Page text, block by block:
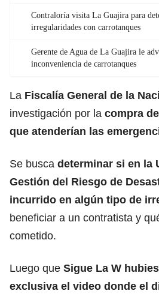
Contraloría visita La Guajira para
irregularidades con carrotanques
Gerente de Agua de La Guajira le
inconveniencia de carrotanques
La Fiscalía General de la
investigación por la compra
que atenderían las
Se busca determinar si en la
Gestión del Riesgo de
incurrido en algún tipo de
beneficiar a un contratista y
cometido.
Luego que Sigue La W
exclusiva el video donde el